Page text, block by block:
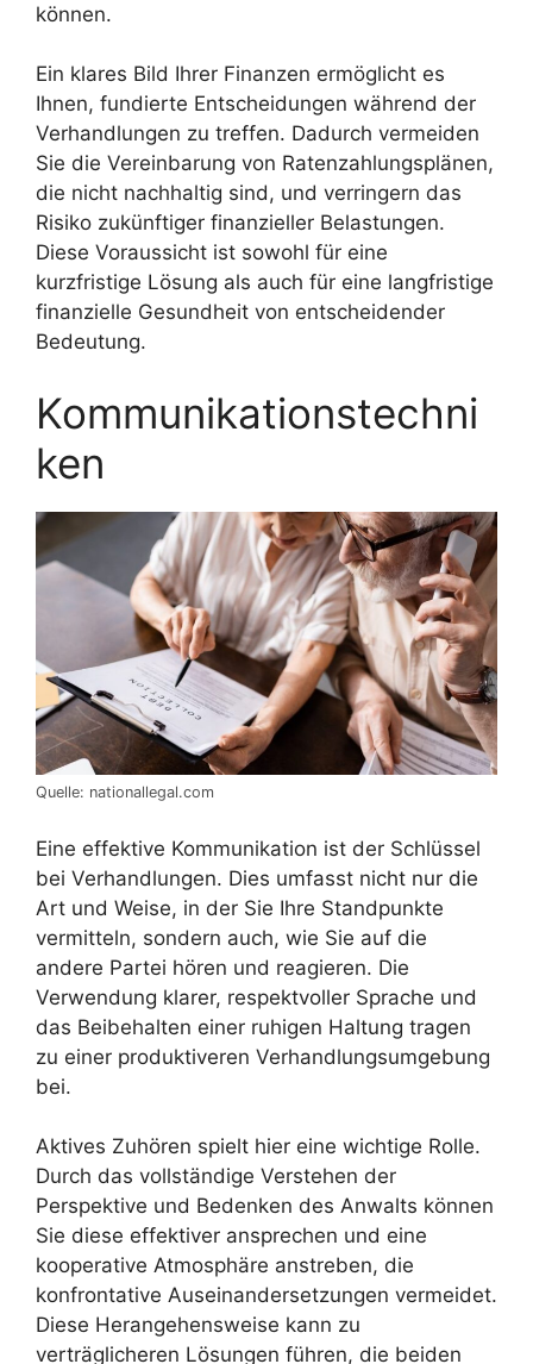
können.
Ein klares Bild Ihrer Finanzen ermöglicht es
Ihnen, fundierte Entscheidungen während der
Verhandlungen zu treffen. Dadurch vermeiden
Sie die Vereinbarung von Ratenzahlungsplänen,
die nicht nachhaltig sind, und verringern das
Risiko zukünftiger finanzieller Belastungen.
Diese Voraussicht ist sowohl für eine
kurzfristige Lösung als auch für eine langfristige
finanzielle Gesundheit von entscheidender
Bedeutung.
Kommunikationstechni
ken
Quelle: nationallegal.com
Eine effektive Kommunikation ist der Schlüssel
bei Verhandlungen. Dies umfasst nicht nur die
Art und Weise, in der Sie Ihre Standpunkte
vermitteln, sondern auch, wie Sie auf die
andere Partei hören und reagieren. Die
Verwendung klarer, respektvoller Sprache und
das Beibehalten einer ruhigen Haltung tragen
zu einer produktiveren Verhandlungsumgebung
bei.
Aktives Zuhören spielt hier eine wichtige Rolle.
Durch das vollständige Verstehen der
Perspektive und Bedenken des Anwalts können
Sie diese effektiver ansprechen und eine
kooperative Atmosphäre anstreben, die
konfrontative Auseinandersetzungen vermeidet.
Diese Herangehensweise kann zu
verträglicheren Lösungen führen, die beiden